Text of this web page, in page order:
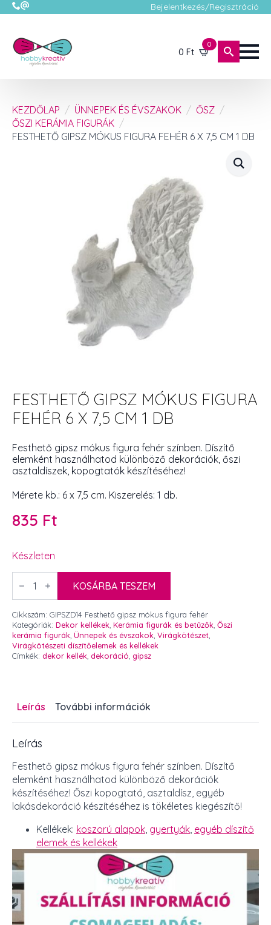
Bejelentkezés/Regisztráció
0 Ft
0
KEZDŐLAP ÜNNEPEK ÉS ÉVSZAKOK
ŐSZ
ŐSZI KERÁMIA FIGURÁK
FESTHETŐ GIPSZ MÓKUS FIGURA FEHÉR 6 X 7,5 CM 1 DB
FESTHETŐ GIPSZ MÓKUS FIGURA
FEHÉR 6 X 7,5 CM 1 DB
Festhető gipsz mókus figura fehér színben. Díszítő
elemként használhatod különböző dekorációk, őszi
asztaldíszek, kopogtatók készítéséhez!
Mérete kb.: 6 x 7,5 cm. Kiszerelés: 1 db.
835 Ft
Készleten
Festhető
gipsz
fehér
6
x
7,5
cm
KOSÁRBA TESZEM
Cikkszám: GIPSZD14 Festhető gipsz mókus figura fehér
Kategóriák: Dekor kellékek, Kerámia figurák és betűzők, Őszi
kerámia figurák, Ünnepek és évszakok, Virágkötészet,
Virágkötészeti díszítőelemek és kellékek
Címkék: dekor kellék, dekoráció, gipsz
Leírás További információk
Leírás
Festhető gipsz mókus figura fehér színben. Díszítő
elemként használhatod különböző dekorációk
készítéséhez! Őszi kopogtató, asztaldísz, egyéb
lakásdekoráció készítéséhez is tökéletes kiegészítő!
Kellékek: koszorú alapok, gyertyák, egyéb díszítő
elemek és kellékek